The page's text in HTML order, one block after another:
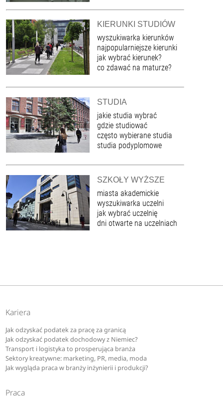
KIERUNKI STUDIÓW
wyszukiwarka kierunków
najpopularniejsze kierunki
jak wybrać kierunek?
co zdawać na maturze?
STUDIA
jakie studia wybrać
gdzie studiować
często wybierane studia
studia podyplomowe
SZKOŁY WYŻSZE
miasta akademickie
wyszukiwarka uczelni
jak wybrać uczelnię
dni otwarte na uczelniach
Kariera
Jak odzyskać podatek za pracę za granicą
Jak odzyskać podatek dochodowy z Niemiec?
Transport i logistyka to prosperująca branża
Sektory kreatywne: marketing, PR, media, moda
Jak wygląda praca w branży inżynierii i produkcji?
Praca